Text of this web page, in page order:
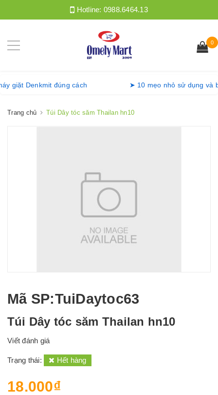
Hotline: 0988.6464.13
0
giặt Denkmit đúng cách ➤ 10 mẹo nhỏ sử dụng
Trang chủ Túi Dây tóc săm Thailan hn10
Mã SP:TuiDaytoc63
Túi Dây tóc săm Thailan hn10
Viết đánh giá
Trạng thái: Hết hàng
18.000₫